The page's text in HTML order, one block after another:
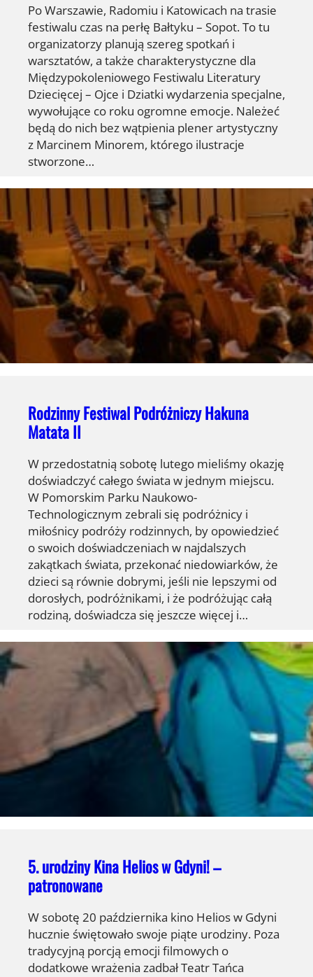
Po Warszawie, Radomiu i Katowicach na trasie
festiwalu czas na perłę Bałtyku – Sopot. To tu
organizatorzy planują szereg spotkań i
warsztatów, a także charakterystyczne dla
Międzypokoleniowego Festiwalu Literatury
Dziecięcej – Ojce i Dziatki wydarzenia specjalne,
wywołujące co roku ogromne emocje. Należeć
będą do nich bez wątpienia plener artystyczny
z Marcinem Minorem, którego ilustracje
stworzone…
Rodzinny Festiwal Podróżniczy Hakuna
Matata II
W przedostatnią sobotę lutego mieliśmy okazję
doświadczyć całego świata w jednym miejscu.
W Pomorskim Parku Naukowo-
Technologicznym zebrali się podróżnicy i
miłośnicy podróży rodzinnych, by opowiedzieć
o swoich doświadczeniach w najdalszych
zakątkach świata, przekonać niedowiarków, że
dzieci są równie dobrymi, jeśli nie lepszymi od
dorosłych, podróżnikami, i że podróżując całą
rodziną, doświadcza się jeszcze więcej i…
5. urodziny Kina Helios w Gdyni! –
patronowane
W sobotę 20 października kino Helios w Gdyni
hucznie świętowało swoje piąte urodziny. Poza
tradycyjną porcją emocji filmowych o
dodatkowe wrażenia zadbał Teatr Tańca